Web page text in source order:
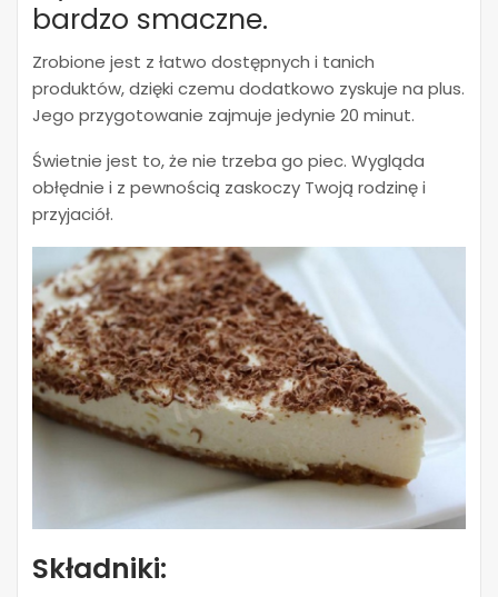
bardzo smaczne.
Zrobione jest z łatwo dostępnych i tanich
produktów, dzięki czemu dodatkowo zyskuje na plus.
Jego przygotowanie zajmuje jedynie 20 minut.
Świetnie jest to, że nie trzeba go piec. Wygląda
obłędnie i z pewnością zaskoczy Twoją rodzinę i
przyjaciół.
Składniki: